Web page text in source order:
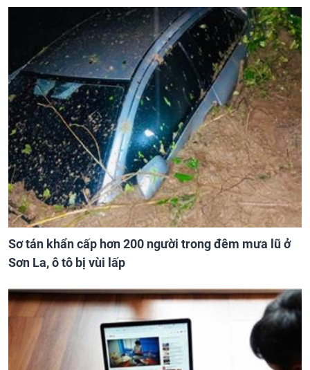
Sơ tán khẩn cấp hơn 200 người trong đêm mưa lũ ở
Sơn La, ô tô bị vùi lấp